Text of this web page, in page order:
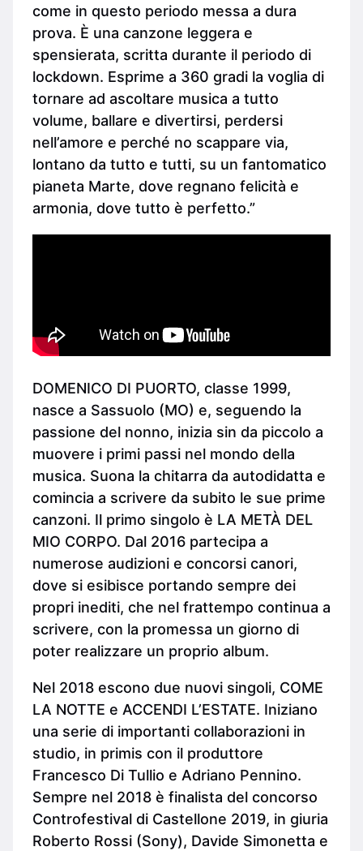
come in questo periodo messa a dura
prova. È una canzone leggera e
spensierata, scritta durante il periodo di
lockdown. Esprime a 360 gradi la voglia di
tornare ad ascoltare musica a tutto
volume, ballare e divertirsi, perdersi
nell’amore e perché no scappare via,
lontano da tutto e tutti, su un fantomatico
pianeta Marte, dove regnano felicità e
armonia, dove tutto è perfetto.”
DOMENICO DI PUORTO, classe 1999,
nasce a Sassuolo (MO) e, seguendo la
passione del nonno, inizia sin da piccolo a
muovere i primi passi nel mondo della
musica. Suona la chitarra da autodidatta e
comincia a scrivere da subito le sue prime
canzoni. Il primo singolo è LA METÀ DEL
MIO CORPO. Dal 2016 partecipa a
numerose audizioni e concorsi canori,
dove si esibisce portando sempre dei
propri inediti, che nel frattempo continua a
scrivere, con la promessa un giorno di
poter realizzare un proprio album.
Nel 2018 escono due nuovi singoli, COME
LA NOTTE e ACCENDI L’ESTATE. Iniziano
una serie di importanti collaborazioni in
studio, in primis con il produttore
Francesco Di Tullio e Adriano Pennino.
Sempre nel 2018 è finalista del concorso
Controfestival di Castellone 2019, in giuria
Roberto Rossi (Sony), Davide Simonetta e